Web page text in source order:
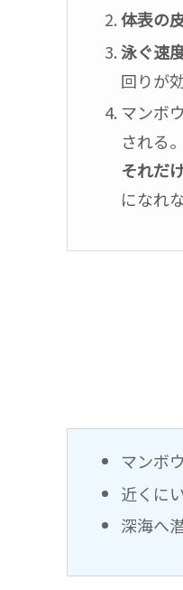
体表の
泳ぐ速
回りが
マンボ
される。
それだ
になれ
マンボ
近くに
深海へ